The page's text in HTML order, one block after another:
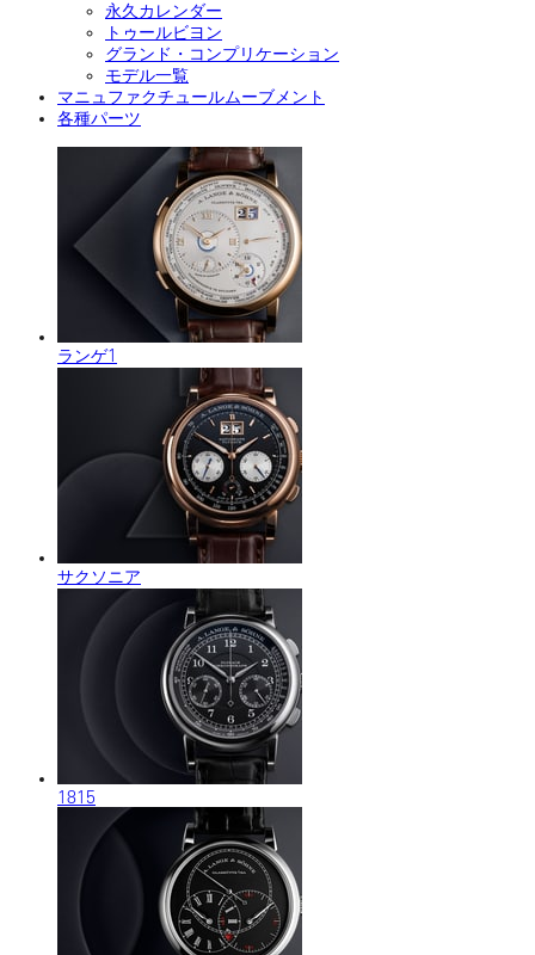
永久カレンダー
トゥールビヨン
グランド・コンプリケーション
モデル一覧
マニュファクチュールムーブメント
各種パーツ
ランゲ1
サクソニア
1815